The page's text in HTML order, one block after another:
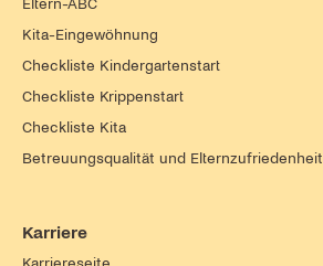
Eltern-ABC
Kita-Eingewöhnung
Checkliste Kindergartenstart
Checkliste Krippenstart
Checkliste Kita
Betreuungsqualität und Elternzufriedenheit
Karriere